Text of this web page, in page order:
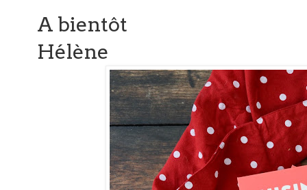
A bientôt
Hélène